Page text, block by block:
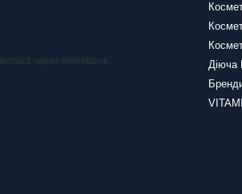
Діюча